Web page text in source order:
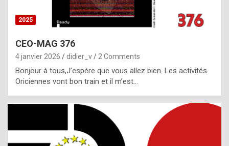
r
p
e
c
i
l
2025
CEO-MAG 376
4 janvier 2026 didier_v 2 Comments
Bonjour à tous,J’espère que vous allez bien. Les activités
Oriciennes vont bon train et il m’est…